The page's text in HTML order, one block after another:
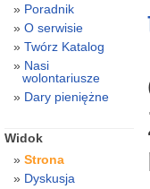
Poradnik
O serwisie
Twórz Katalog
Nasi
wolontariusze
Dary pieniężne
Widok
Strona
Dyskusja